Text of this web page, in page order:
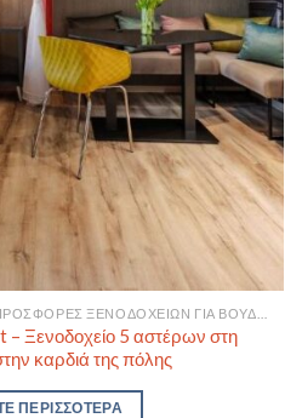
Ξενοδοχείο 5 αστέρων στη
καρδιά της πόλης
ΠΕΡΙΣΣΌΤΕΡΑ